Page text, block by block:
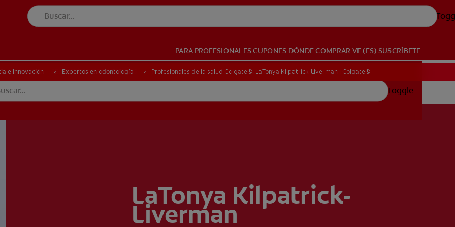
PARA PROFESIONALESCUPONES DÓNDE COMPRAR VE (ES) SUSCRÍBETE
BUCAL SELECCIÓN DE PRODUCTOS
Toggle
e innovación Expertos en odontología Profesionales de la salud Colgate®: LaTonya Kilpatrick-Liverman | Colgate®
LaTonya Kilpatrick-
Liverman